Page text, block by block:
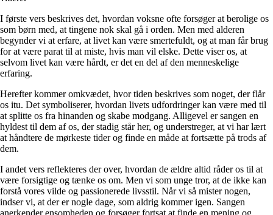
I første vers beskrives det, hvordan voksne ofte forsøger at berolige os
som børn med, at tingene nok skal gå i orden. Men med alderen
begynder vi at erfare, at livet kan være smertefuldt, og at man får brug
for at være parat til at miste, hvis man vil elske. Dette viser os, at
selvom livet kan være hårdt, er det en del af den menneskelige
erfaring.
Herefter kommer omkvædet, hvor tiden beskrives som noget, der flår
os itu. Det symboliserer, hvordan livets udfordringer kan være med til
at splitte os fra hinanden og skabe modgang. Alligevel er sangen en
hyldest til dem af os, der stadig står her, og understreger, at vi har lært
at håndtere de mørkeste tider og finde en måde at fortsætte på trods af
dem.
I andet vers reflekteres der over, hvordan de ældre altid råder os til at
være forsigtige og tænke os om. Men vi som unge tror, at de ikke kan
forstå vores vilde og passionerede livsstil. Når vi så mister nogen,
indser vi, at der er nogle dage, som aldrig kommer igen. Sangen
anerkender ensomheden og forsøger fortsat at finde en mening og